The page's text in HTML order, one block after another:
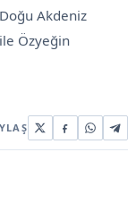
Akdeniz
Özyeğin